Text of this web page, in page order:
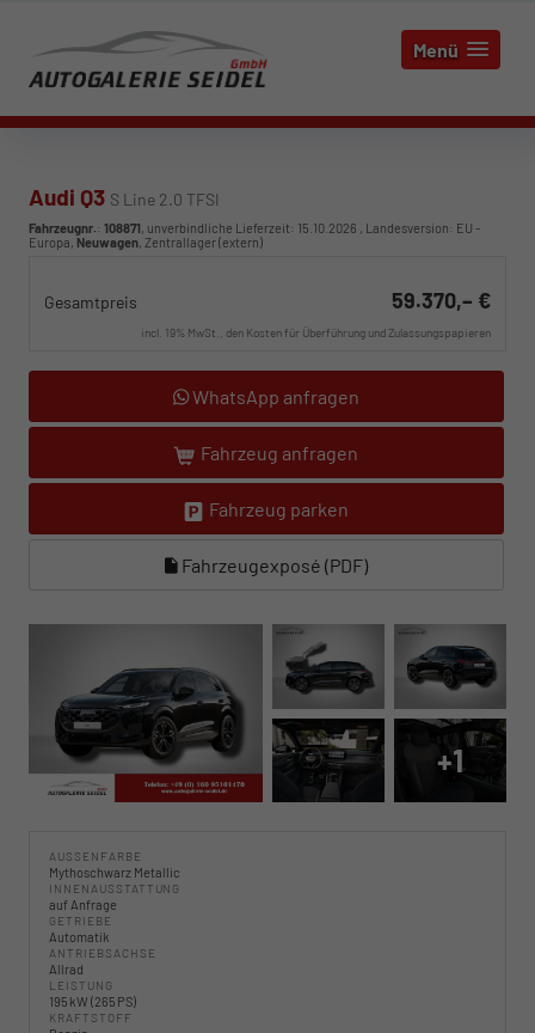
Menü
Audi Q3 S Line 2.0 TFSI
Fahrzeugnr.: 108871, unverbindliche Lieferzeit: 15.10.2026 , Landesversion: EU -
Europa, Neuwagen, Zentrallager (extern)
Gesamtpreis 59.370,– €
incl. 19% MwSt., den Kosten für Überführung und Zulassungspapieren
WhatsApp anfragen
Fahrzeug anfragen
Fahrzeug parken
Fahrzeugexposé (PDF)
+1
AUSSENFARBE
Mythoschwarz Metallic
INNENAUSSTATTUNG
auf Anfrage
GETRIEBE
Automatik
ANTRIEBSACHSE
Allrad
LEISTUNG
195 kW (265 PS)
KRAFTSTOFF